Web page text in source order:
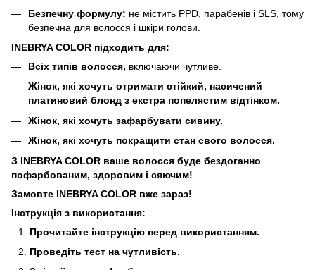
Безпечну формулу: не містить PPD, парабенів і SLS, тому
безпечна для волосся і шкіри голови.
INEBRYA COLOR підходить для:
Всіх типів волосся, включаючи чутливе.
Жінок, які хочуть отримати стійкий, насичений
платиновий блонд з екстра попелястим відтінком.
Жінок, які хочуть зафарбувати сивину.
Жінок, які хочуть покращити стан свого волосся.
З INEBRYA COLOR ваше волосся буде бездоганно
пофарбованим, здоровим і сяючим!
Замовте INEBRYA COLOR вже зараз!
Інструкція з використання:
Прочитайте інструкцію перед використанням.
Проведіть тест на чутливість.